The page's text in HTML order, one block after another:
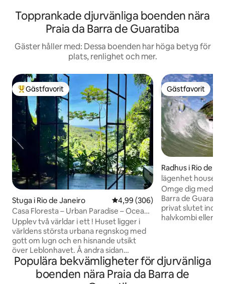
Topprankade djurvänliga boenden nära
Praia da Barra de Guaratiba
Gäster håller med: Dessa boenden har höga betyg för
plats, renlighet och mer.
Populär gästfavorit
Gästfavorit
Stuga i Rio de Janeiro 4,99 av 5 i genomsnittligt
4,99 (306)
Casa Floresta – Urban Paradise – Ocean
View
Upplev två världar i ett ! Huset ligger i
världens största urbana regnskog med
gott om lugn och en hisnande utsikt
över Leblonhavet. Å andra sidan
kommer du att vara 2 km från asfalten
och 20 minuter med bil från Leblon
beach. Stadsfullmäktige Vill du ha lugn
Gästfavorit
Gästfavorit
Radhus i Rio de
lägenhet house
stranden
Omge dig med
Barra de
privat slutet
halvkombi eller
butiker och
do Telégrafo och
10 minuter till
Populära bekvämligheter för djurvänliga
boenden nära Praia da Barra de